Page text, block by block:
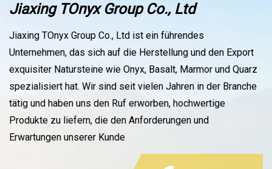
Jiaxing TOnyx Group Co., Ltd
Jiaxing TOnyx Group Co., Ltd ist ein führendes
Unternehmen, das sich auf die Herstellung und den Export
exquisiter Natursteine ​​wie Onyx, Basalt, Marmor und Quarz
spezialisiert hat. Wir sind seit vielen Jahren in der Branche
tätig und haben uns den Ruf erworben, hochwertige
Produkte zu liefern, die den Anforderungen und
Erwartungen unserer Kunde